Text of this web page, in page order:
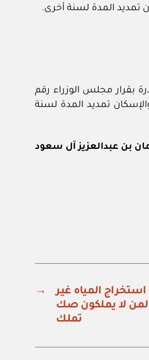
بقرار مجلس الوزراء رقم
والإسكان تمديد المدة لسنة
بن عبدالعزيز آل سعود
→
المياه غير
لمن لا يملكون صك
تملك